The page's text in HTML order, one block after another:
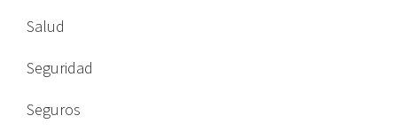
Salud
Seguridad
Seguros